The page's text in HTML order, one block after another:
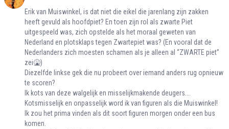
Erik van Muiswinkel, is dat niet die eikel die jarenlang zijn zakken
heeft gevuld als hoofdpiet? En toen zijn rol als zwarte Piet
uitgespeeld was, zich opstelde als het moraal geweten van
Nederland en plotsklaps tegen Zwartepiet was? (En vooral dat de
Nederlanders zich moesten schamen als je alleen al “ZWARTE piet”
zei🤮)
Diezelfde linkse gek die nu probeert over iemand anders rug opnieuw
te scoren?
Ik kots van deze walgelijk en misselijkmakende deugers….
Kotsmisselijk en onpasselijk word ik van figuren als die Muiswinkel!
Ik zou het prima vinden als dit soort figuren morgen onder een bus
komen.